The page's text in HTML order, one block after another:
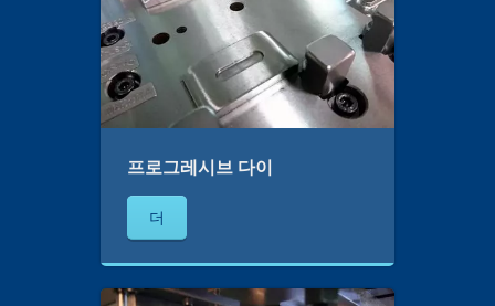
프로그레시브 다이
더